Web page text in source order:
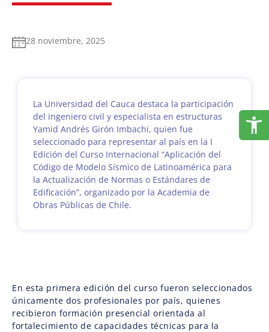
28 noviembre, 2025
La Universidad del Cauca destaca la participación
del ingeniero civil y especialista en estructuras
Yamid Andrés Girón Imbachi, quien fue
seleccionado para representar al país en la I
Edición del Curso Internacional “Aplicación del
Código de Modelo Sísmico de Latinoamérica para
la Actualización de Normas o Estándares de
Edificación”, organizado por la Academia de
Obras Públicas de Chile.
En esta primera edición del curso fueron seleccionados
únicamente dos profesionales por país, quienes
recibieron formación presencial orientada al
fortalecimiento de capacidades técnicas para la